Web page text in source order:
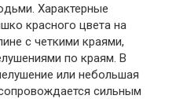
Характерные
красного цвета на
с четкими краями,
по краям. В
или небольшая
сильным